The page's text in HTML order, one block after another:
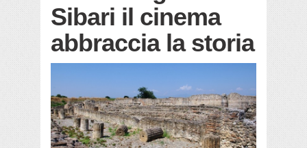
Sibari il cinema
abbraccia la storia